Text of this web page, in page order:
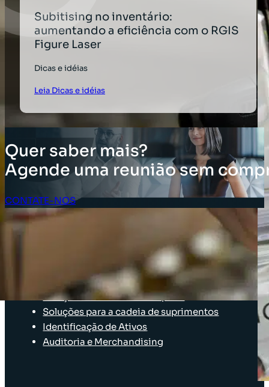
Subitising no inventário:
aumentando a eficiência com o RGIS
Figure Laser
Dicas e idéias
Leia Dicas e idéias
Quer saber mais?
Agende uma reunião sem
CONTATE-NOS
Soluções de inventário
Solução de Software Enterprise
Soluções para a cadeia de suprimentos
Identificação de Ativos
Auditoria e Merchandising